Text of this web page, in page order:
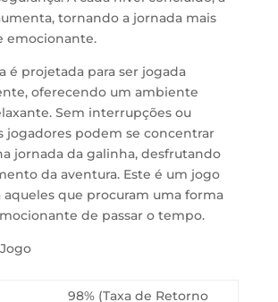
tornando a jornada mais
emocionante.
é projetada para ser jogada
oferecendo um ambiente
Sem interrupções ou
jogadores podem se concentrar
jornada da galinha, desfrutando
da aventura. Este é um jogo
aqueles que procuram uma forma
de passar o tempo.
98% (Taxa de Retorno